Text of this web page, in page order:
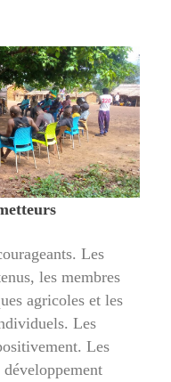
Les
les membres
agricoles et les
Les
Les